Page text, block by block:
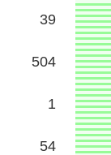
39
504
1
54